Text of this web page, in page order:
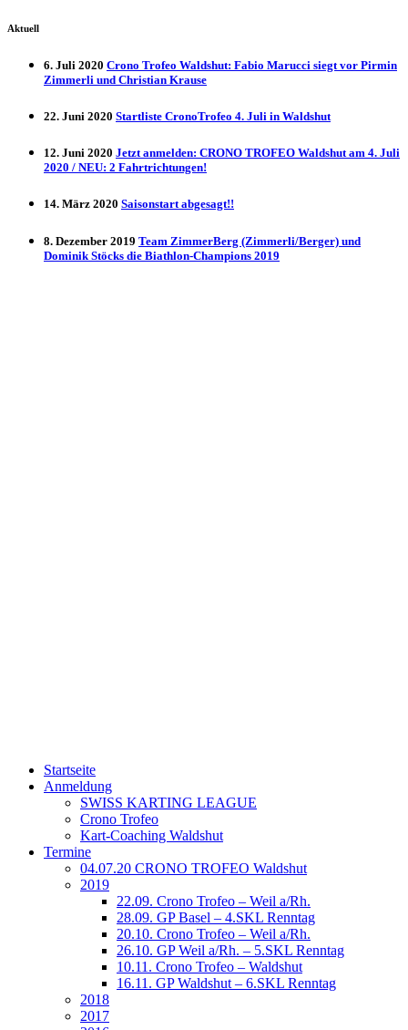
Aktuell
6. Juli 2020 Crono Trofeo Waldshut: Fabio Marucci siegt vor Pirmin
Zimmerli und Christian Krause
22. Juni 2020 Startliste CronoTrofeo 4. Juli in Waldshut
12. Juni 2020 Jetzt anmelden: CRONO TROFEO Waldshut am 4. Juli
2020 / NEU: 2 Fahrtrichtungen!
14. März 2020 Saisonstart abgesagt!!
8. Dezember 2019 Team ZimmerBerg (Zimmerli/Berger) und
Dominik Stöcks die Biathlon-Champions 2019
Startseite
Anmeldung
SWISS KARTING LEAGUE
Crono Trofeo
Kart-Coaching Waldshut
Termine
04.07.20 CRONO TROFEO Waldshut
2019
22.09. Crono Trofeo – Weil a/Rh.
28.09. GP Basel – 4.SKL Renntag
20.10. Crono Trofeo – Weil a/Rh.
26.10. GP Weil a/Rh. – 5.SKL Renntag
10.11. Crono Trofeo – Waldshut
16.11. GP Waldshut – 6.SKL Renntag
2018
2017